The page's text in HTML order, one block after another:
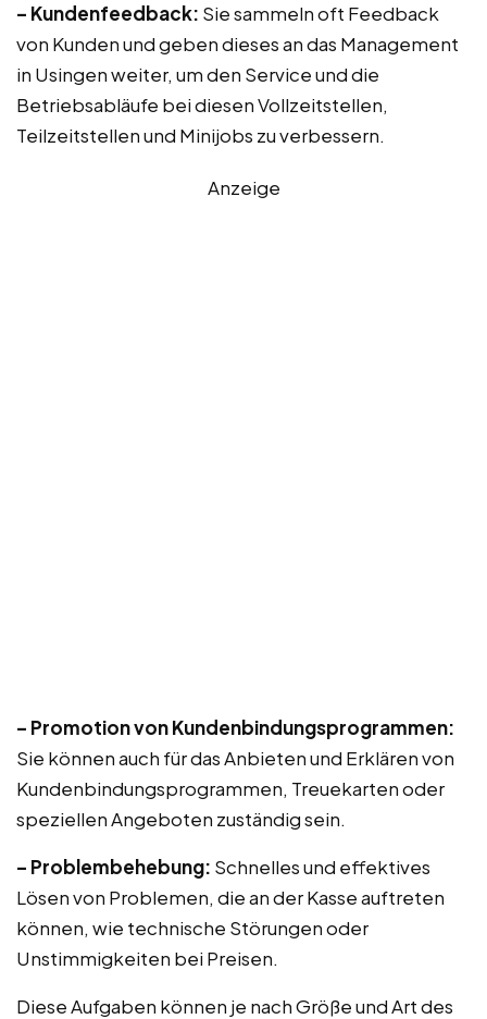
– Kundenfeedback: Sie sammeln oft Feedback
von Kunden und geben dieses an das Management
in Usingen weiter, um den Service und die
Betriebsabläufe bei diesen Vollzeitstellen,
Teilzeitstellen und Minijobs zu verbessern.
Anzeige
– Promotion von Kundenbindungsprogrammen:
Sie können auch für das Anbieten und Erklären von
Kundenbindungsprogrammen, Treuekarten oder
speziellen Angeboten zuständig sein.
– Problembehebung: Schnelles und effektives
Lösen von Problemen, die an der Kasse auftreten
können, wie technische Störungen oder
Unstimmigkeiten bei Preisen.
Diese Aufgaben können je nach Größe und Art des